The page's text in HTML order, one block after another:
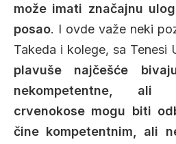
može imati značajnu
posao. I ovde važe neki
Takeda i kolege, sa Tenesi
plavuše najčešće
nekompetentne, ali
crvenokose mogu biti
čine kompetentnim, ali